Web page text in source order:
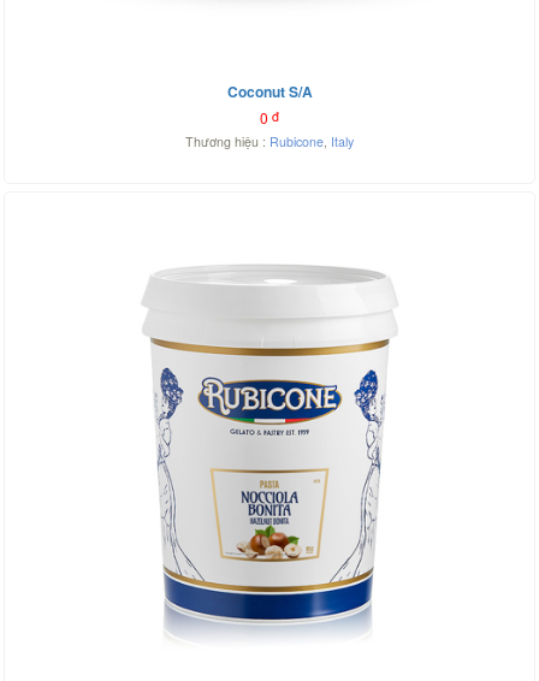
Coconut S/A
0 đ
Thương hiệu : Rubicone, Italy